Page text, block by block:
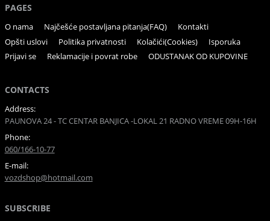
PAGES
O nama Najčešće postavljana pitanja(FAQ)
Kontakti
Opšti uslovi
Politika privatnosti Kolačići(Cookies)
Isporuka
Prijavi se
Reklamacije i povrat robe ODUSTANAK OD KUPOVINE
CONTACTS
Address:
PAUNOVA 24 - TC CENTAR BANJICA -LOKAL 21 RADNO VREME 09H-16H
Phone:
060/166-10-77
E-mail:
vozdshop@hotmail.com
SUBSCRIBE